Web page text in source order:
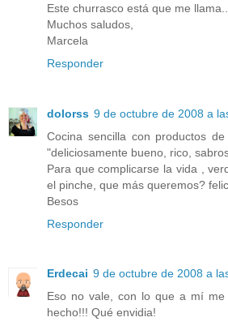
Este churrasco está que me llama...
Muchos saludos,
Marcela
Responder
dolorss 9 de octubre de 2008 a
Cocina sencilla con productos
"deliciosamente bueno, rico,
Para que complicarse la vida ,
el pinche, que más queremos?
Besos
Responder
Erdecai 9 de octubre de 2008 a
Eso no vale, con lo que a mí me
hecho!!! Qué envidia!